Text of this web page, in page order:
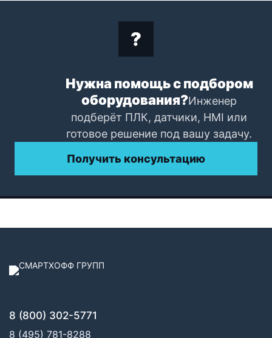
Нужна помощь с подбором
оборудования?Инженер
подберёт ПЛК, датчики, HMI или
готовое решение под вашу задачу.
Получить консультацию
8 (800) 302-5771
8 (495) 781-8288